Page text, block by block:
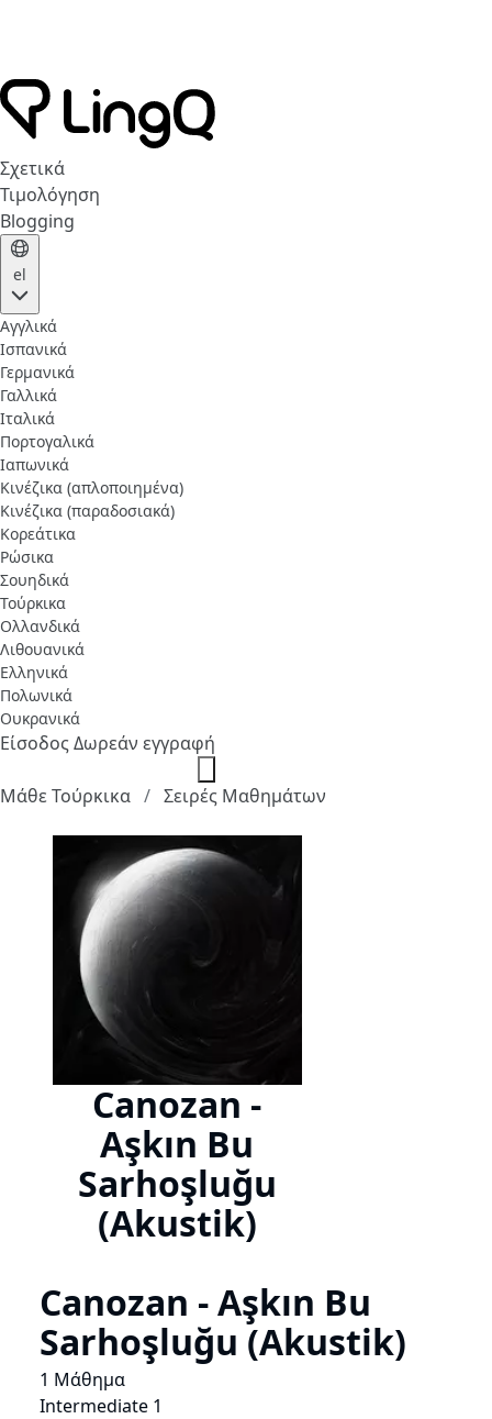
Σχετικά
Τιμολόγηση
Blogging
el
Αγγλικά
Ισπανικά
Γερμανικά
Γαλλικά
Ιταλικά
Πορτογαλικά
Ιαπωνικά
Κινέζικα (απλοποιημένα)
Κινέζικα (παραδοσιακά)
Κορεάτικα
Ρώσικα
Σουηδικά
Τούρκικα
Ολλανδικά
Λιθουανικά
Ελληνικά
Πολωνικά
Ουκρανικά
ΕίσοδοςΔωρεάν εγγραφή
Μάθε Τούρκικα Σειρές Μαθημάτων
Canozan -
Aşkın Bu
Sarhoşluğu
(Akustik)
Canozan - Aşkın Bu
Sarhoşluğu (Akustik)
1 Μάθημα
Intermediate 1